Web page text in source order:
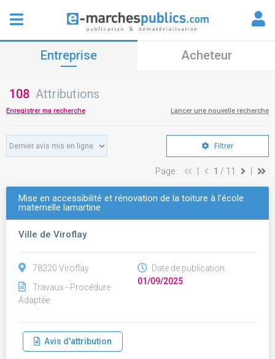
Entreprise Acheteur
108 Attributions
Enregistrer ma recherche Lancer une nouvelle recherche
Filtrer
Page : 1 / 11
Mise en accessibilité et rénovation de la toiture à l'école
maternelle lamartine
Ville de Viroflay
78220 Viroflay
Travaux - Procédure
Adaptée
Date de publication :
01/09/2025
Avis d'attribution